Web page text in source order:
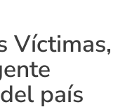
Víctimas,
país